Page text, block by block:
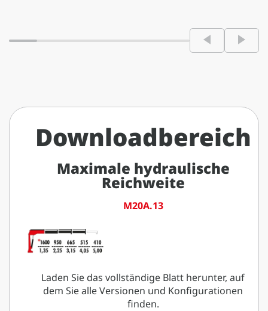
Downloadbereich
Maximale hydraulische
Reichweite
M20A.13
Laden Sie das vollständige Blatt herunter, auf
dem Sie alle Versionen und Konfigurationen
finden.